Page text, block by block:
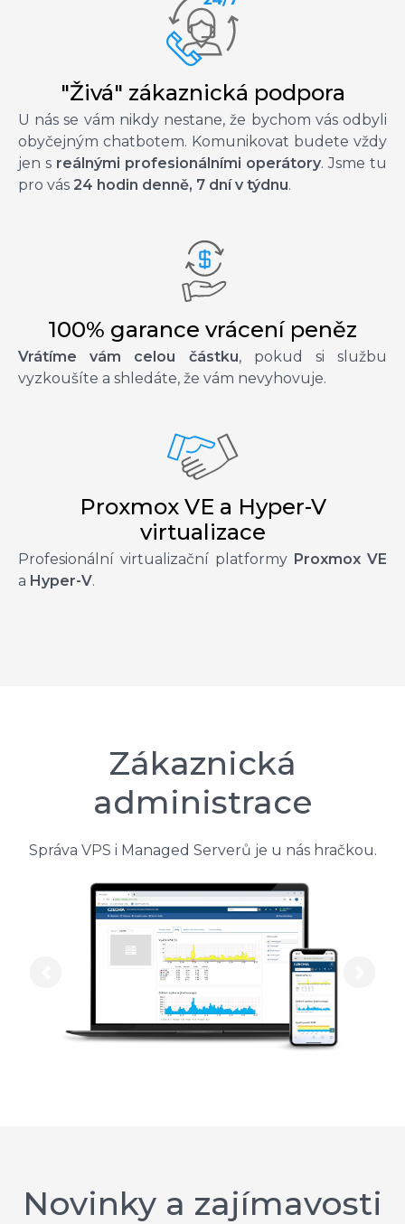
"Živá" zákaznická podpora
U nás se vám nikdy nestane, že bychom vás odbyli
obyčejným chatbotem. Komunikovat budete vždy
jen s reálnými profesionálními operátory. Jsme tu
pro vás 24 hodin denně, 7 dní v týdnu.
100% garance vrácení peněz
Vrátíme vám celou částku, pokud si službu
vyzkoušíte a shledáte, že vám nevyhovuje.
Proxmox VE a Hyper-V
virtualizace
Profesionální virtualizační platformy Proxmox VE
a Hyper-V.
Zákaznická
administrace
Správa VPS i Managed Serverů je u nás hračkou.
Novinky a zajímavosti